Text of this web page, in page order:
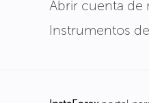
Abrir cuenta de
Instrumentos